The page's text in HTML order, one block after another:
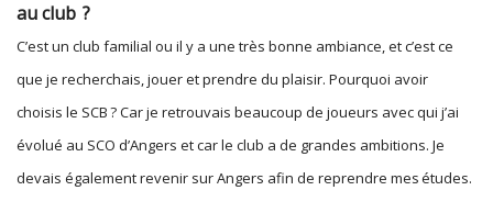
au club ?
C’est un club familial ou il y a une très bonne ambiance, et c’est ce
que je recherchais, jouer et prendre du plaisir. Pourquoi avoir
choisis le SCB ? Car je retrouvais beaucoup de joueurs avec qui j’ai
évolué au SCO d’Angers et car le club a de grandes ambitions. Je
devais également revenir sur Angers afin de reprendre mes études.